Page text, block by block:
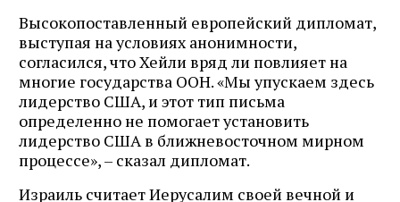
Высокопоставленный европейский дипломат,
выступая на условиях анонимности,
согласился, что Хейли вряд ли повлияет на
многие государства ООН. «Мы упускаем здесь
лидерство США, и этот тип письма
определенно не помогает установить
лидерство США в ближневосточном мирном
процессе», – сказал дипломат.
Израиль считает Иерусалим своей вечной и